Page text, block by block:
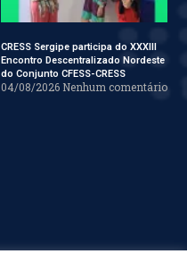
CRESS Sergipe participa do XXXIII
Encontro Descentralizado Nordeste
do Conjunto CFESS-CRESS
04/08/2026 Nenhum comentário